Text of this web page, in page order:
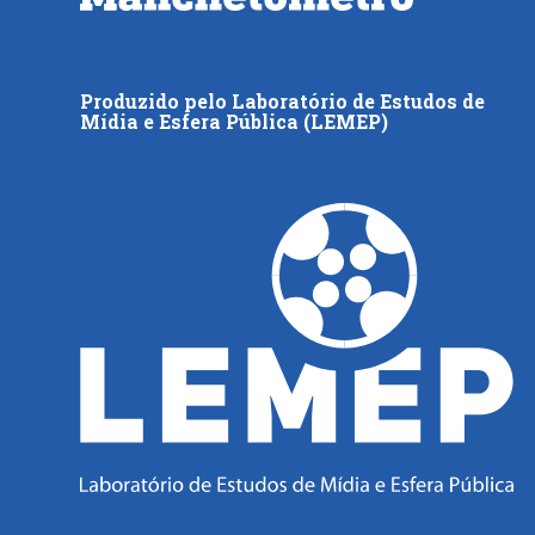
Produzido pelo Laboratório de Estudos de
Mídia e Esfera Pública (LEMEP)